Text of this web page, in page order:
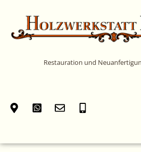
springen
Restauration und